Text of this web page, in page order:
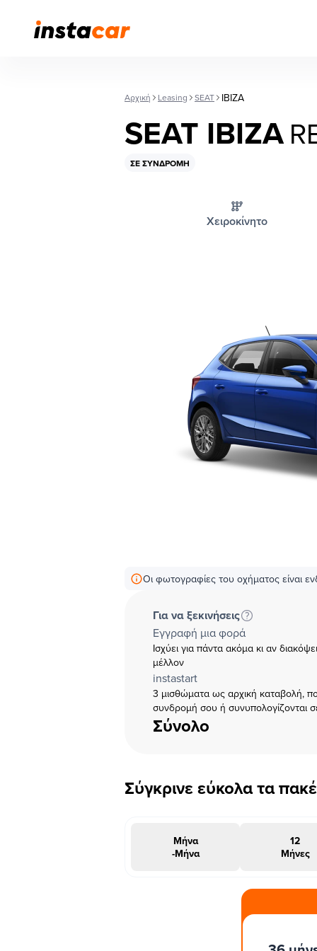
Αρχική Leasing SEAT IBIZA
SEAT IBIZA
ΣΕ ΣΥΝΔΡΟΜΉ
Χειροκίνητο
Οι φωτογραφίες του οχήματος είναι
Για να ξεκινήσεις
Εγγραφή μια φορά
Ισχύει για πάντα ακόμα κι αν
μέλλον
instastart
3 μισθώματα ως αρχική καταβολή,
συνδρομή σου ή συνυπολογίζονται
Σύνολο
Σύγκρινε εύκολα τα
Μήνα
-Μήνα
12
Μήνες